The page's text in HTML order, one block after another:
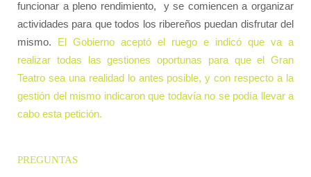
funcionar a pleno rendimiento,
y se comiencen a organizar
actividades para que todos los ribereños puedan disfrutar del
mismo.
El Gobierno aceptó el ruego e indicó que va a
realizar todas las gestiones oportunas para que el Gran
Teatro sea una realidad lo antes posible, y con respecto a la
gestión del mismo indicaron que todavía no se podía llevar a
cabo esta petición.
PREGUNTAS